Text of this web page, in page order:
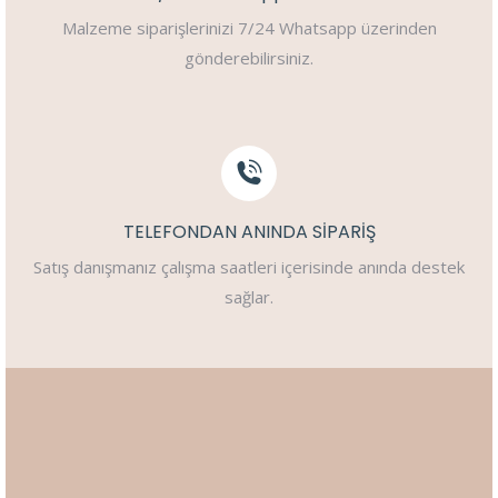
Malzeme siparişlerinizi 7/24 Whatsapp üzerinden
gönderebilirsiniz.
TELEFONDAN ANINDA SİPARİŞ
Satış danışmanız çalışma saatleri içerisinde anında destek
sağlar.